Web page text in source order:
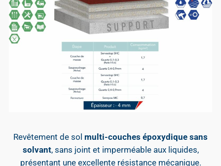
Revêtement de sol multi-couches époxydique sans
solvant, sans joint et imperméable aux liquides,
présentant une excellente résistance mécanique.